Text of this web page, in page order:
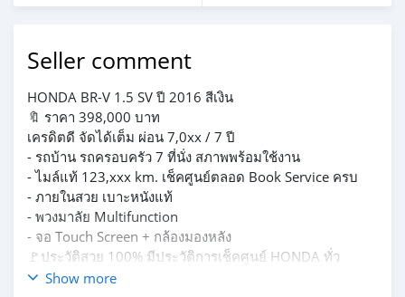
Seller comment
HONDA BR-V 1.5 SV ปี 2016 สีเงิน
🔖 ราคา 398,000 บาท
เครดิตดี จัดได้เต็ม ผ่อน 7,0xx / 7 ปี
- รถบ้าน รถครอบครัว 7 ที่นั่ง สภาพพร้อมใช้งาน
- ไมล์แท้ 123,xxx km. เช็คศูนย์ตลอด Book Service ครบ
- ภายในสวย เบาะหนังแท้
- พวงมาลัย Multifunction
- จอ Touch Screen + กล้องมองหลัง
🚩ประวัติสวย 100% มีประวัติการเช็คศูนย์ HONDA ทั่ว
ประเทศ สามารถตรวจสอบประวัติได้ก่อนตัดสินใจ (รับประกัน
Show more